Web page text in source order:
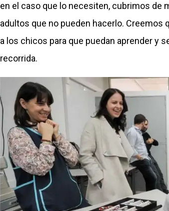
en el caso que lo necesiten, cubrimos de
adultos que no pueden hacerlo.
a los chicos para que puedan aprender y
recorrida.